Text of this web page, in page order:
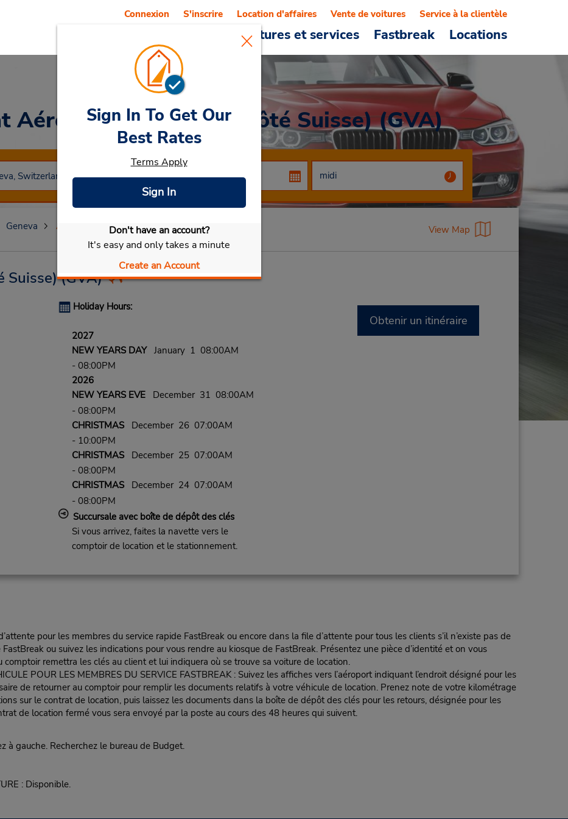
Voitures et services Fastbreak Locations
Connexion S'inscrire Location d'affaires Vente de voitures Service à la clientèle
Aéroport de Genève (Côté Suisse) (GVA)
Sélectionner ma voiture
Sign In To Get Our
Best Rates
Terms Apply
Sign In
Don't have an account?
It's easy and only takes a minute
Create an Account
Geneva Aéroport de Genève (Côté Suisse) View Map
Suisse)(GVA)
Holiday Hours:
2027
NEW YEARS DAYJanuary 1 08:00AM
- 08:00PM
2026
NEW YEARS EVEDecember 31 08:00AM
- 08:00PM
CHRISTMASDecember 26 07:00AM
- 10:00PM
CHRISTMASDecember 25 07:00AM
- 08:00PM
CHRISTMASDecember 24 07:00AM
- 08:00PM
Succursale avec boîte de dépôt des clés
Si vous arrivez, faites la navette vers le
comptoir de location et le stationnement.
Obtenir un itinéraire
pour les membres du service rapide FastBreak ou encore dans la file d’attente pour tous les clients s’il n’existe pas de
ou suivez les indications pour vous rendre au kiosque de FastBreak. Présentez une pièce d’identité et on vous
remettra les clés au client et lui indiquera où se trouve sa voiture de location.
POUR LES MEMBRES DU SERVICE FASTBREAK : Suivez les affiches vers l’aéroport indiquant l’endroit désigné pour les
de retourner au comptoir pour remplir les documents relatifs à votre véhicule de location. Prenez note de votre kilométrage
sur le contrat de location, puis laissez les documents dans la boîte de dépôt des clés pour les retours, désignée pour les
de location fermé vous sera envoyé par la poste au cours des 48 heures qui suivent.
à gauche. Recherchez le bureau de Budget.
: Disponible.